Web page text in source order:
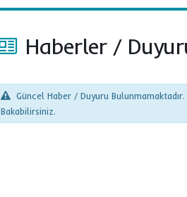
Haberler/
Güncel Haber / Duyuru
Bakabilirsiniz.